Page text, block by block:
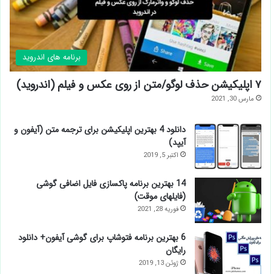
برنامه های اندروید
۷ اپلیکیشن حذف لوگو/متن از روی عکس و فیلم (اندروید)
مارس 30, 2021
دانلود 4 بهترین اپلیکیشن برای ترجمه متن (آیفون و
آیپد)
اکتبر 5, 2019
14 بهترین برنامه پاکسازی فایل اضافی گوشی
(فایلهای موقت)
فوریه 28, 2021
6 بهترین برنامه فتوشاپ برای گوشی آیفون+ دانلود
رایگان
ژوئن 13, 2019